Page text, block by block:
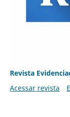
Revista
Acessar revista